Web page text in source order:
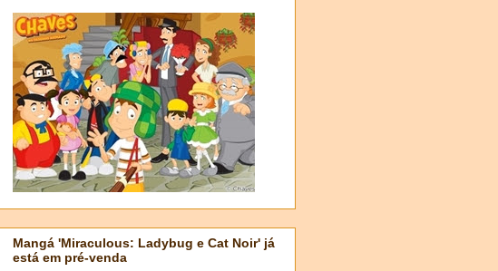
Mangá 'Miraculous: Ladybug e Cat Noir' já
está em pré-venda